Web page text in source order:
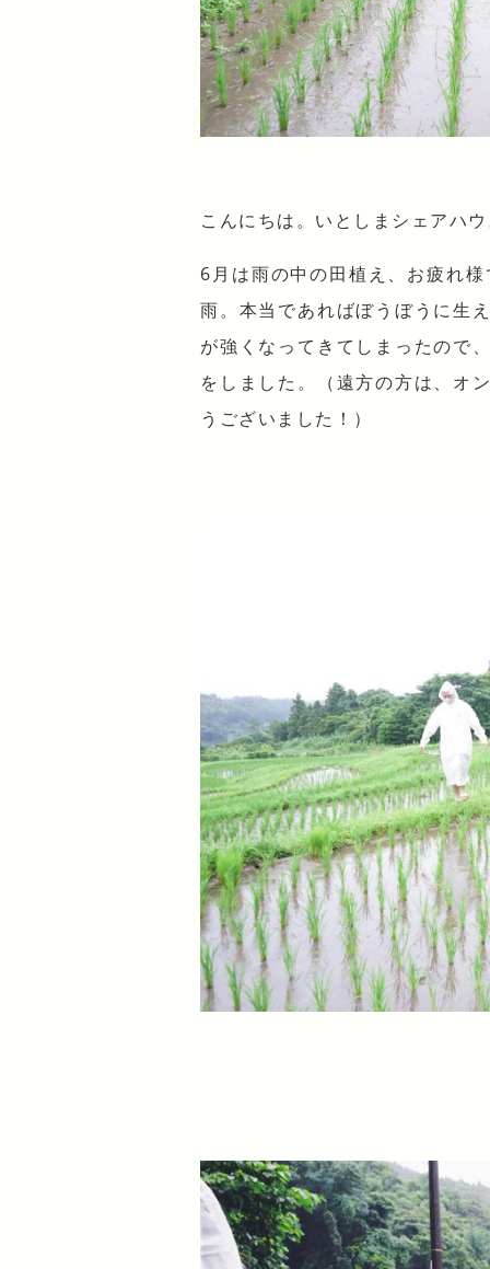
こんにちは。いとしまシェアハ
6月は雨の中の田植え、お疲れ
雨。本当であればぼうぼうに生
が強くなってきてしまったので
をしました。（遠方の方は、オ
うございました！）